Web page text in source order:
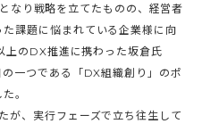
なり戦略を立てたものの、経営者
課題に悩まれている企業様に向
のDX推進に携わった坂倉氏
一つである「DX組織創り」のポ
。
が、実行フェーズで立ち往生して